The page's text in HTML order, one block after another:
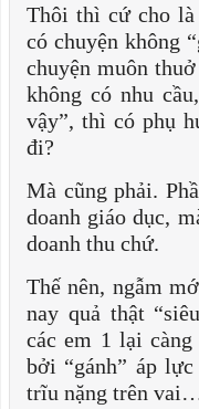
Thôi thì cứ cho là
có chuyện không
chuyện muôn
không có nhu
vậy”, thì có phụ
đi?
Mà cũng phải.
doanh giáo dục,
doanh thu chứ.
Thế nên, ngẫm
nay quả thật
các em 1 lại
bởi “gánh” áp
trĩu nặng trên